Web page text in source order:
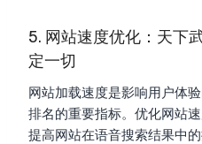
5. 网站速度优化：天下
定一切
网站加载速度是影响用户体
排名的重要指标。优化网站
提高网站在语音搜索结果中的